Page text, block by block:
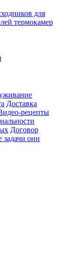
для
термокамер
Доставка
рецепты
Договор
задачи они